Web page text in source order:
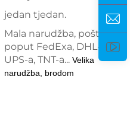
jedan tjedan.
Mala narudžba, poštom,
poput FedExa, DHL-a,
UPS-a, TNT-a... Velika
narudžba, brodom